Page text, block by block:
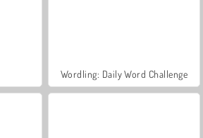
Wordling: Daily Word Challenge